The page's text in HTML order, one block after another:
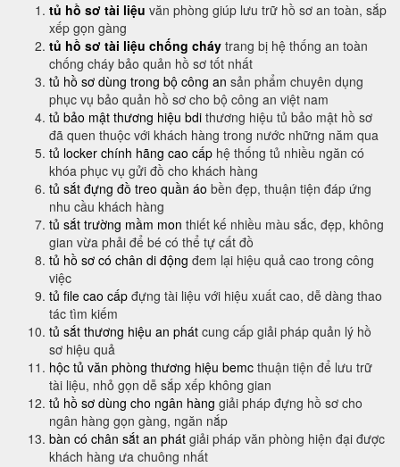
tủ hồ sơ tài liệu văn phòng giúp lưu trữ hồ sơ an toàn, sắp
xếp gọn gàng
tủ hồ sơ tài liệu chống cháy trang bị hệ thống an toàn
chống cháy bảo quản hồ sơ tốt nhất
tủ hồ sơ dùng trong bộ công an sản phẩm chuyên dụng
phục vụ bảo quản hồ sơ cho bộ công an việt nam
tủ bảo mật thương hiệu bdi thương hiệu tủ bảo mật hồ sơ
đã quen thuộc với khách hàng trong nước những năm qua
tủ locker chính hãng cao cấp hệ thống tủ nhiều ngăn có
khóa phục vụ gửi đồ cho khách hàng
tủ sắt đựng đồ treo quần áo bền đẹp, thuận tiện đáp ứng
nhu cầu khách hàng
tủ sắt trường mầm mon thiết kế nhiều màu sắc, đẹp, không
gian vừa phải để bé có thể tự cất đồ
tủ hồ sơ có chân di động đem lại hiệu quả cao trong công
việc
tủ file cao cấp đựng tài liệu với hiệu xuất cao, dễ dàng thao
tác tìm kiếm
tủ sắt thương hiệu an phát cung cấp giải pháp quản lý hồ
sơ hiệu quả
hộc tủ văn phòng thương hiệu bemc thuận tiện để lưu trữ
tài liệu, nhỏ gọn dễ sắp xếp không gian
tủ hồ sơ dùng cho ngân hàng giải pháp đựng hồ sơ cho
ngân hàng gọn gàng, ngăn nắp
bàn có chân sắt an phát giải pháp văn phòng hiện đại được
khách hàng ưa chuông nhất